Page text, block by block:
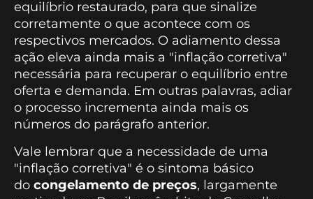
equilíbrio restaurado, para que sinalize
corretamente o que acontece com os
respectivos mercados. O adiamento dessa
ação eleva ainda mais a "inflação corretiva"
necessária para recuperar o equilíbrio entre
oferta e demanda. Em outras palavras, adiar
o processo incrementa ainda mais os
números do parágrafo anterior.
Vale lembrar que a necessidade de uma
"inflação corretiva" é o sintoma básico
do congelamento de preços, largamente